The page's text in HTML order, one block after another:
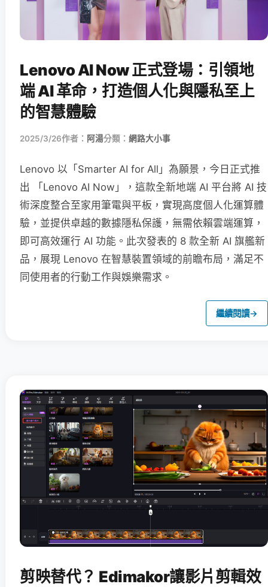
Lenovo AI Now 正式登場：引領地
端 AI 革命，打造個人化與隱私至上
的智慧體驗
2025/3/26作者： 阿湯分類： 網路大小事
Lenovo 以「Smarter AI for All」為願景，今日正式推
出 「Lenovo AI Now」，這款全新地端 AI 平台將 AI 技
術深度整合至家用筆電與平板，實現高度個人化運算體
驗，並提供卓越的數據隱私保護，無需依賴雲端運算，
即可高效運行 AI 功能。此次發表的 8 款全新 AI 旗艦新
品，展現 Lenovo 在智慧裝置領域的前瞻布局，滿足不
同使用者的行動工作與娛樂需求。
繼續閱讀→
剪映替代？ Edimakor讓影片剪輯效